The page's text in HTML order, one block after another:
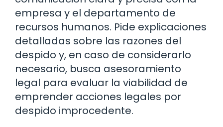
empresa y el departamento de
recursos humanos. Pide explicaciones
detalladas sobre las razones del
despido y, en caso de considerarlo
necesario, busca asesoramiento
legal para evaluar la viabilidad de
emprender acciones legales por
despido improcedente.